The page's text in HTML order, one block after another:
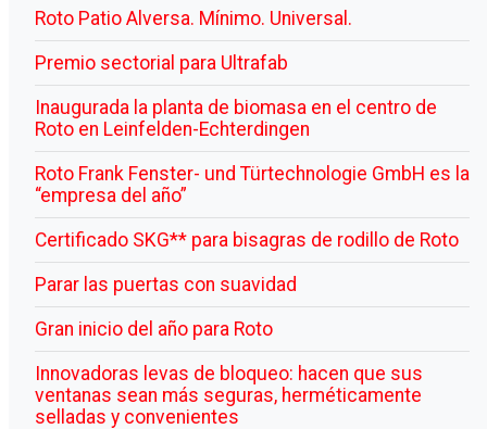
Roto Patio Alversa. Mínimo. Universal.
Premio sectorial para Ultrafab
Inaugurada la planta de biomasa en el centro de
Roto en Leinfelden-Echterdingen
Roto Frank Fenster- und Türtechnologie GmbH es la
“empresa del año”
Certificado SKG** para bisagras de rodillo de Roto
Parar las puertas con suavidad
Gran inicio del año para Roto
Innovadoras levas de bloqueo: hacen que sus
ventanas sean más seguras, herméticamente
selladas y convenientes